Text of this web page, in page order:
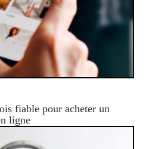
fiable pour acheter un
ligne